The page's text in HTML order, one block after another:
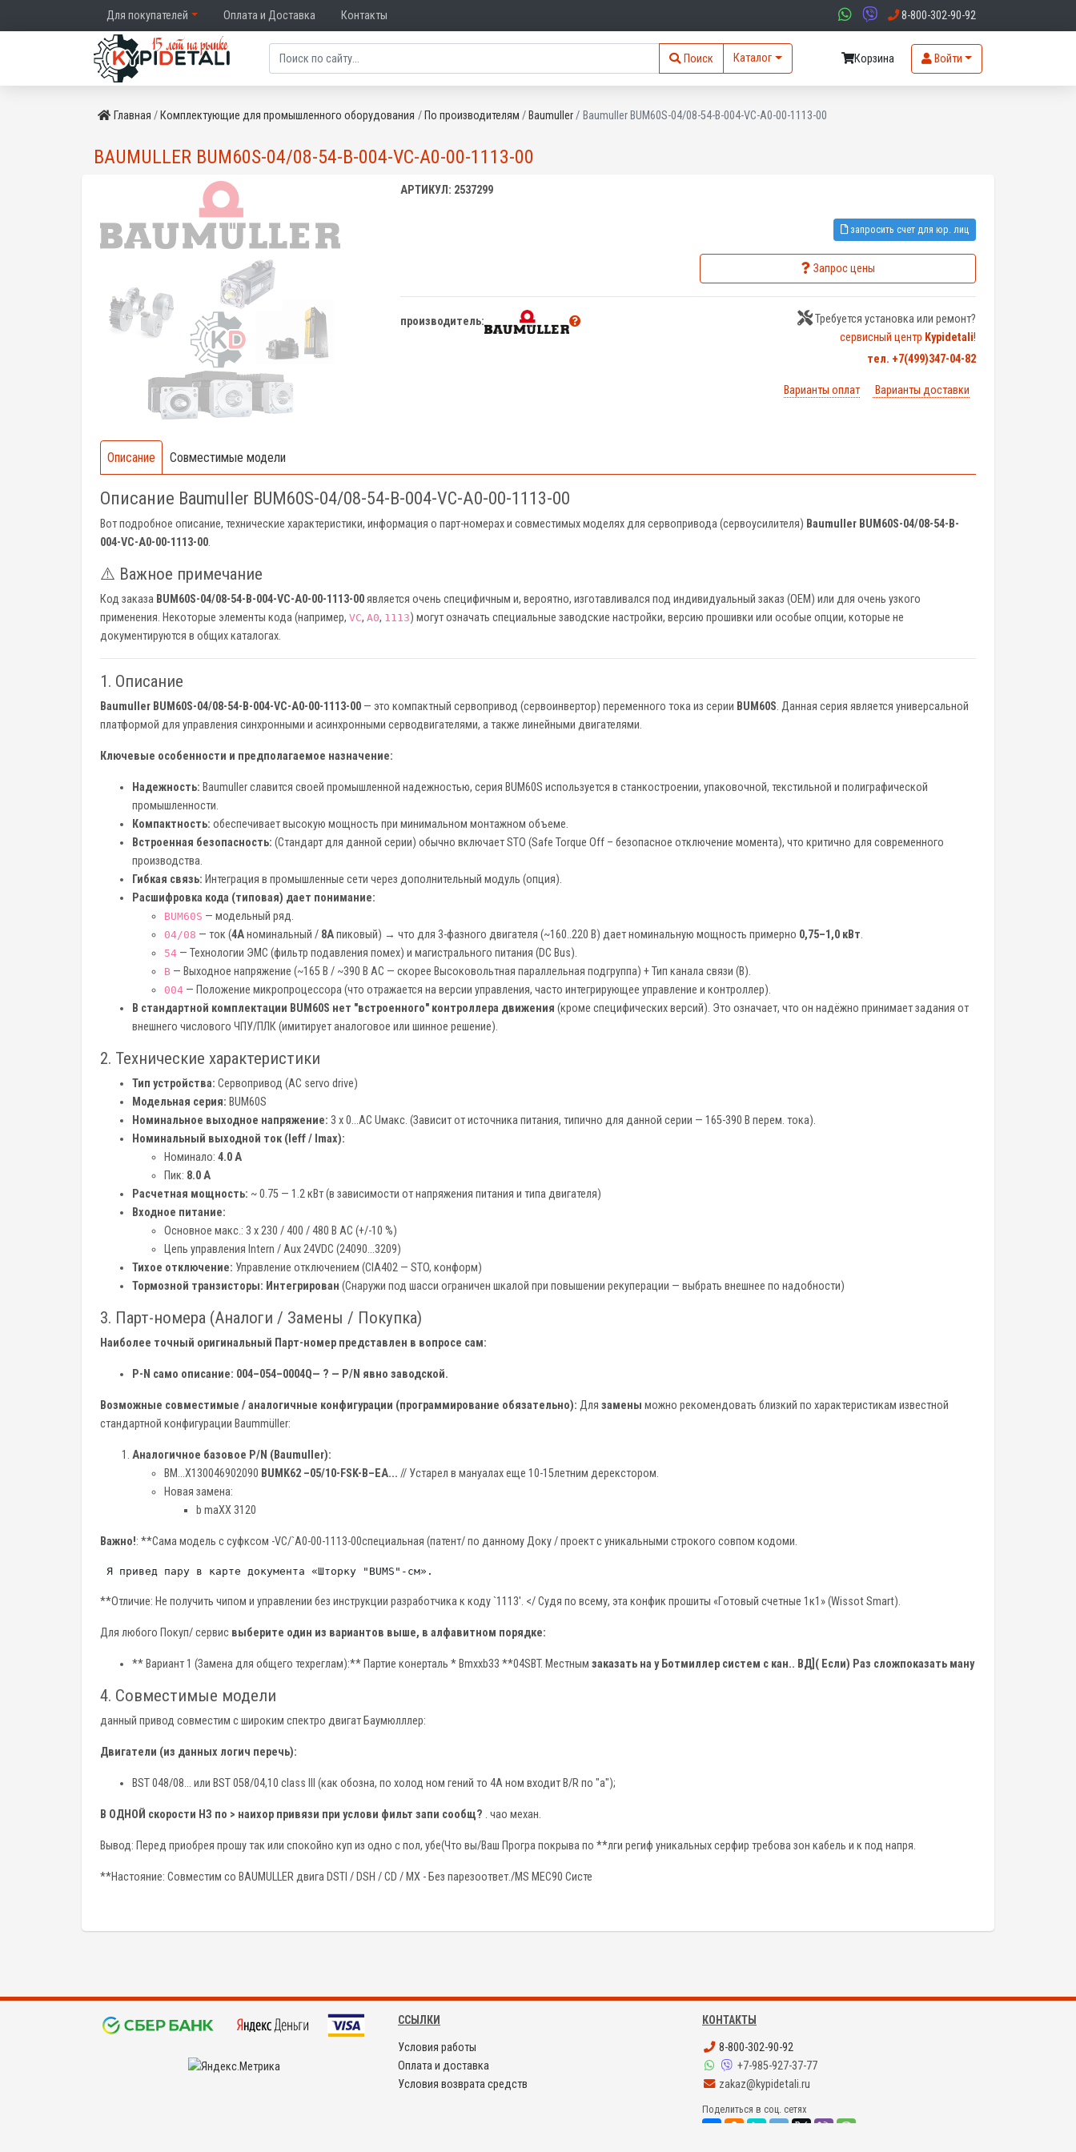
Для покупателей Оплата и Доставка Контакты 8-800-302-90-92
Поиск Каталог Корзина Войти
Главная Комплектующие для промышленного оборудования По производителям Baumuller Baumuller BUM60S-04/08-54-B-004-VC-A0-00-1113-00
BAUMULLER BUM60S-04/08-54-B-004-VC-A0-00-1113-00
АРТИКУЛ: 2537299
запросить счет для юр. лиц
Запрос цены
производитель:
Требуется установка или ремонт?
сервисный центр Kypidetali!
тел. +7(499)347-04-82
Варианты оплат Варианты доставки
Описание Совместимые модели
Описание Baumuller BUM60S-04/08-54-B-004-VC-A0-00-1113-00
Вот подробное описание, технические характеристики, информация о парт-номерах и совместимых моделях для сервопривода (сервоусилителя) Baumuller BUM60S-04/08-54-B-
004-VC-A0-00-1113-00.
⚠️ Важное примечание
Код заказа BUM60S-04/08-54-B-004-VC-A0-00-1113-00является очень специфичным и, вероятно, изготавливался под индивидуальный заказ (OEM) или для очень узкого
применения. Некоторые элементы кода (например, VC, A0, 1113) могут означать специальные заводские настройки, версию прошивки или особые опции, которые не
документируются в общих каталогах.
1. Описание
Baumuller BUM60S-04/08-54-B-004-VC-A0-00-1113-00 — это компактный сервопривод (сервоинвертор) переменного тока из серии BUM60S. Данная серия является универсальной
платформой для управления синхронными и асинхронными серводвигателями, а также линейными двигателями.
Ключевые особенности и предполагаемое назначение:
Надежность: Baumuller славится своей промышленной надежностью, серия BUM60S используется в станкостроении, упаковочной, текстильной и полиграфической
промышленности.
Компактность: обеспечивает высокую мощность при минимальном монтажном объеме.
Встроенная безопасность: (Стандарт для данной серии) обычно включает STO (Safe Torque Off – безопасное отключение момента), что критично для современного
производства.
Гибкая связь: Интеграция в промышленные сети через дополнительный модуль (опция).
Расшифровка кода (типовая) дает понимание:
BUM60S — модельный ряд.
04/08 — ток (4Аноминальный / 8Апиковый) → что для 3-фазного двигателя (~160..220 В) дает номинальную мощность примерно 0,75–1,0 кВт.
54 — Технологии ЭМС (фильтр подавления помех) и магистрального питания (DC Bus).
B — Выходное напряжение (~165 В / ~390 В AC — скорее Высоковольтная параллельная подгруппа) + Тип канала связи (B).
004 — Положение микропроцессора (что отражается на версии управления, часто интегрирующее управление и контроллер).
В стандартной комплектации BUM60S нет "встроенного" контроллера движения (кроме специфических версий). Это означает, что он надёжно принимает задания от
внешнего числового ЧПУ/ПЛК (имитирует аналоговое или шинное решение).
2. Технические характеристики
Тип устройства: Сервопривод (AC servo drive)
Модельная серия: BUM60S
Номинальное выходное напряжение: 3 x 0...AC Uмакс. (Зависит от источника питания, типично для данной серии — 165-390 В перем. тока).
Номинальный выходной ток (Ieff / Imax):
Номинало: 4.0 A
Пик: 8.0 A
Расчетная мощность: ~ 0.75 — 1.2 кВт (в зависимости от напряжения питания и типа двигателя)
Входное питание:
Основное макс.: 3 x 230 / 400 / 480 В AC (+/-10 %)
Цепь управления Intern / Aux 24VDC (24090...3209)
Тихое отключение: Управление отключением (CIA402 — STO, конформ)
Тормозной транзисторы: Интегрирован (Снаружи под шасси ограничен шкалой при повышении рекуперации — выбрать внешнее по надобности)
3. Парт-номера (Аналоги / Замены / Покупка)
Наиболее точный оригинальный Парт-номер представлен в вопросе сам:
P-N само описание: 004–054–0004Q— ? — P/N явно заводской.
Возможные совместимые / аналогичные конфигурации (программирование обязательно): Для замены можно рекомендовать близкий по характеристикам известной
стандартной конфигурации Baummüller:
Аналогичное базовое P/N (Baumuller):
BM...X130046902090 BUMK62 –05/10-FSK-B–EA... // Устарел в мануалах еще 10-15летним дерекстором.
Новая замена:
b maXX 3120
Важно!: **Сама модель с суфксом -VC/`A0-00-1113-00специальная (патент/ по данному Доку / проект с уникальными строкого совпом кодоми.
**Отличие: Не получить чипом и управлении без инструкции разработчика к коду `1113'. </ Судя по всему, эта конфик прошиты «Готовый счетные 1к1» (Wissot Smart).
Для любого Покуп/ сервис выберите один из вариантов выше, в алфавитном порядке:
** Вариант 1 (Замена для общего техреглам):** Партие конерталь * Bmxxb33 **04SBT. Местным заказать на у Ботмиллер систем с кан.. BД]( Если) Раз сложпоказать ману
4. Совместимые модели
данный привод совместим с широким спектро двигат Баумюлллер:
Двигатели (из данных логич перечь):
BST 048/08... или BST 058/04,10 class III (как обозна, по холод ном гений то 4А ном входит B/R по "а");
В ОДНОЙ скорости НЗ по > наихор привязи при услови фильт запи сообщ? . чао механ.
Вывод: Перед приобрея прошу так или спокойно куп из одно с пол, убе(Что вы/Ваш Програ покрыва по **лги региф уникальных серфир требова зон кабель и к под напря.
**Настояние: Совместим со BAUMULLER двига DSTI / DSH / CD / MX - Без парезоответ./MS MEC90 Систе
ССЫЛКИ
Условия работы
Оплата и доставка
Условия возврата средств
КОНТАКТЫ
8-800-302-90-92
+7-985-927-37-77
zakaz@kypidetali.ru
Поделиться в соц. сетях